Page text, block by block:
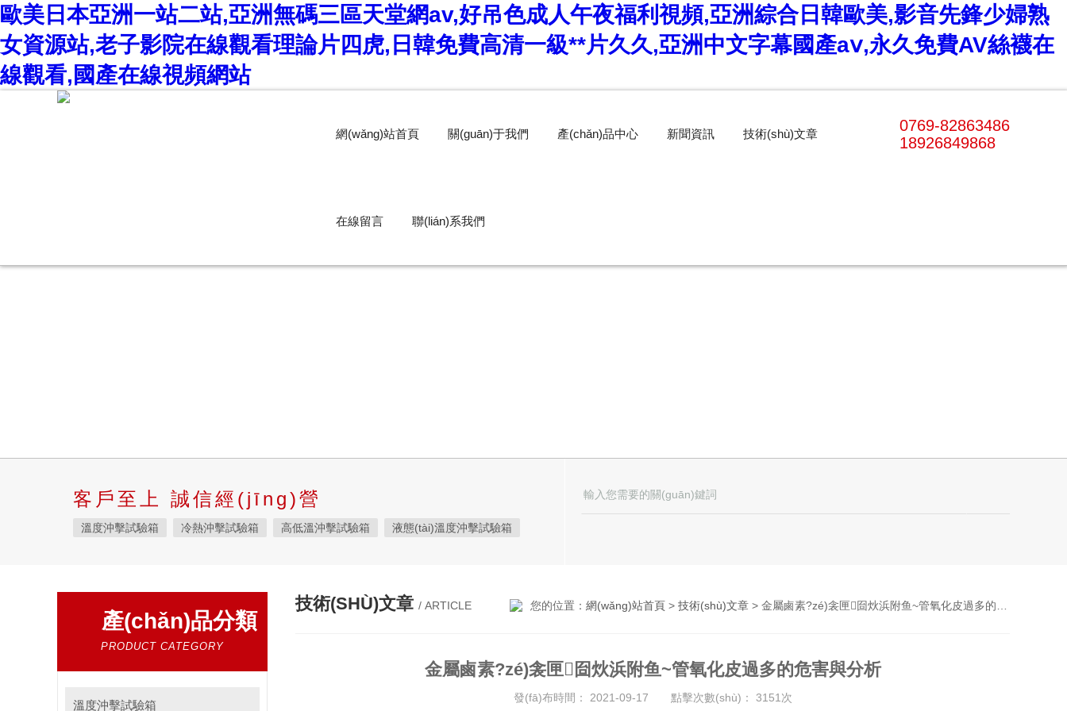
歐美日本亞洲一站二站,亞洲無碼三區天堂網av,好吊色成人午夜福利視頻,亞洲綜合日韓歐美,影音先鋒少婦熟
女資源站,老子影院在線觀看理論片四虎,日韓免費高清一級**片久久,亞洲中文字幕國產aⅴ,永久免費AV絲襪在
線觀看,國產在線視頻網站
網(wǎng)站首頁 關(guān)于我們 產(chǎn)品中心 新聞資訊 技術(shù)文章
在線留言 聯(lián)系我們
0769-82863486
18926849868
客戶至上 誠信經(jīng)營
溫度沖擊試驗箱 冷熱沖擊試驗箱 高低溫沖擊試驗箱 液態(tài)溫度沖擊試驗箱
霉菌試驗箱 應(yīng)力篩選試驗箱 IPX9K淋雨箱 溫濕度檢定箱 三綜合試驗箱
鹽霧試驗箱 老化試驗箱
自然恒溫對流試驗箱 自動化產(chǎn)線高低溫試驗箱 溫濕度光照淋雨試驗箱
新能源專用設(shè)備 陽光老化試驗箱
產(chǎn)品分類
PRODUCT CATEGORY
溫度沖擊試驗箱
技術(SHÙ)文章 / ARTICLE 您的位置： 網(wǎng)站首頁 > 技術(shù)文章 > 金屬鹵素?zé)衾匣囼炏浜附鱼~管氧化皮過多的危害與分析
金屬鹵素?zé)衾匣囼炏浜附鱼~管氧化皮過多的危害與分析
發(fā)布時間： 2021-09-17 點擊次數(shù)： 3151次